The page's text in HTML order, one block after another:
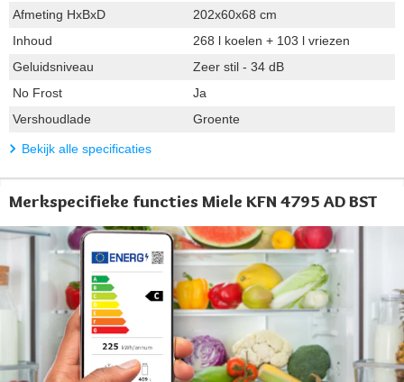
Afmeting HxBxD
202x60x68 cm
Inhoud
268 l koelen + 103 l vriezen
Geluidsniveau
Zeer stil - 34 dB
No Frost
Ja
Vershoudlade
Groente
Bekijk alle specificaties
Merkspecifieke functies Miele KFN 4795 AD BST